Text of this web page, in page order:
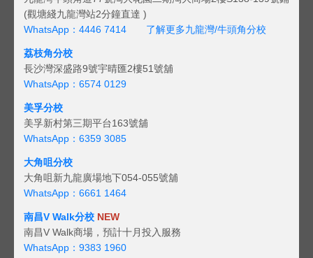
(觀塘綫九龍灣站2分鐘直達 )
WhatsApp：4446 7414
了解更多九龍灣/牛頭角分校
荔枝角分校
長沙灣深盛路9號宇晴匯2樓51號舖
WhatsApp：6574 0129
美孚分校
美孚新村第三期平台163號舖
WhatsApp：6359 3085
大角咀分校
大角咀新九龍廣場地下054-055號舖
WhatsApp：6661 1464
南昌V Walk分校 NEW
南昌V Walk商場，預計十月投入服務
WhatsApp：9383 1960